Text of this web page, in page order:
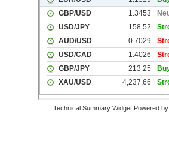
Technical Summary Widget Powered by